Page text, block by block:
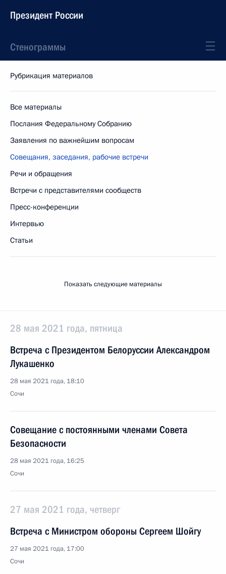
Президент России
Стенограммы
Рубрикация материалов
Все материалы
Послания Федеральному Собранию
Заявления по важнейшим вопросам
Совещания, заседания, рабочие встречи
Речи и обращения
Встречи с представителями сообществ
Пресс-конференции
Интервью
Статьи
Показать следующие материалы
28 мая 2021 года, пятница
Встреча с Президентом Белоруссии Александром
Лукашенко
28 мая 2021 года, 18:10
Сочи
Совещание с постоянными членами Совета
Безопасности
28 мая 2021 года, 16:25
Сочи
27 мая 2021 года, четверг
Встреча с Министром обороны Сергеем Шойгу
27 мая 2021 года, 17:00
Сочи